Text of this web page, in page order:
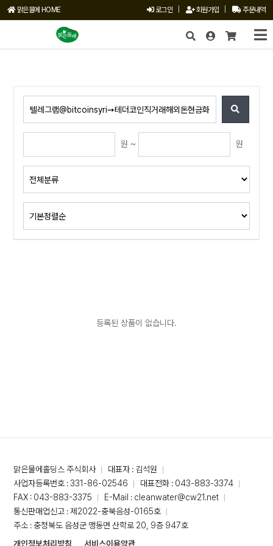
맑은물에 HOME 로그인| 회원가입 주문내역
원 ~ 원
등록된 상품이 없습니다.
맑은물에홀딩스 주식회사
대표자 : 김석원
사업자등록번호 : 331-86-02546
대표전화 : 043-883-3374
FAX : 043-883-3375
E-Mail : cleanwater@cw21.net
통신판매업신고 : 제2022-충북음성-0165호
주소 : 충청북도 음성군 맹동면 산학로 20, 9층 947호
개인정보처리방침
서비스이용약관